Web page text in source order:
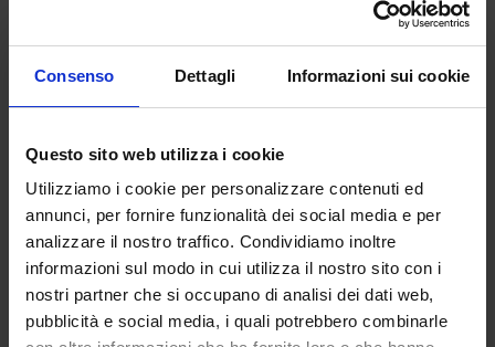
Consenso Dettagli Informazioni sui cookie
Questo sito web utilizza i cookie
Utilizziamo i cookie per personalizzare contenuti ed
annunci, per fornire funzionalità dei social media e per
analizzare il nostro traffico. Condividiamo inoltre
informazioni sul modo in cui utilizza il nostro sito con i
nostri partner che si occupano di analisi dei dati web,
pubblicità e social media, i quali potrebbero combinarle